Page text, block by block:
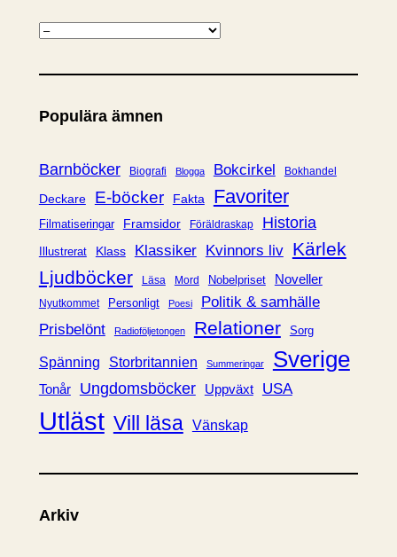
K
t
g
r
i
Populära ämnen
Barnböcker Biografi Blogga Bokcirkel Bokhandel
Deckare E-böcker Fakta Favoriter
Filmatiseringar Framsidor Föräldraskap Historia
Illustrerat Klass Klassiker Kvinnors liv Kärlek
Ljudböcker
Läsa Mord Nobelpriset Noveller
Nyutkommet Personligt Poesi
Politik & samhälle
Prisbelönt
Radioföljetongen Relationer Sorg
Spänning Storbritannien Summeringar Sverige
Tonår Ungdomsböcker Uppväxt USA
Utläst Vill läsa Vänskap
Arkiv